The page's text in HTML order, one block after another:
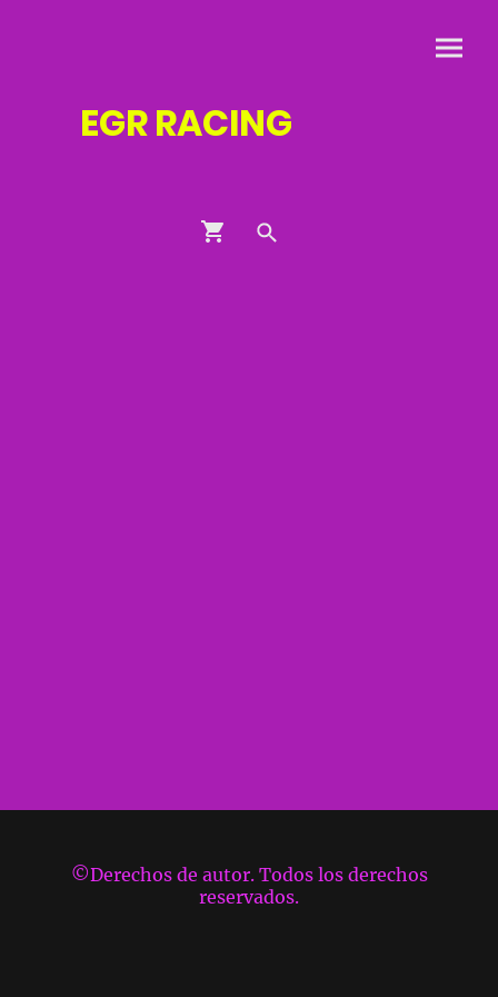
EGRRACING
©Derechos de autor. Todos los derechos
reservados.